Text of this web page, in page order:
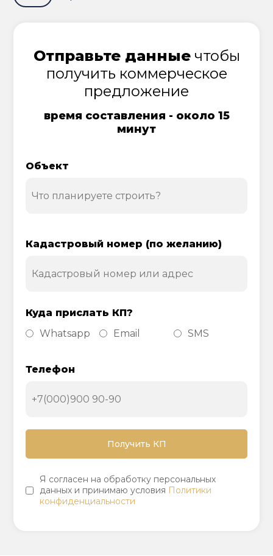
Отправьте данныечтобы
получить коммерческое
предложение
время составления - около 15
минут
Объект
Кадастровый номер (по желанию)
Куда прислать КП?
Whatsapp
Email SMS
Телефон
Я согласен на обработку персональных
данных и принимаю условия Политики
конфиденциальности